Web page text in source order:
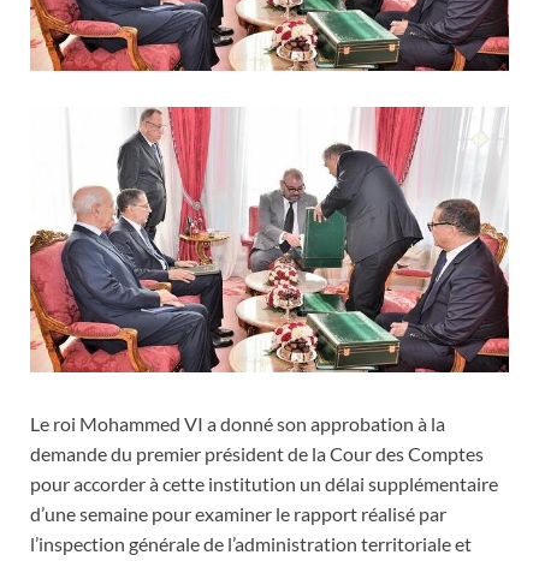
Le roi Mohammed VI a donné son approbation à la
demande du premier président de la Cour des Comptes
pour accorder à cette institution un délai supplémentaire
d’une semaine pour examiner le rapport réalisé par
l’inspection générale de l’administration territoriale et